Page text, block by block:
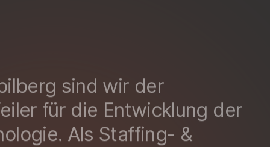
sind wir der
für die Entwicklung der
Als Staffing- &